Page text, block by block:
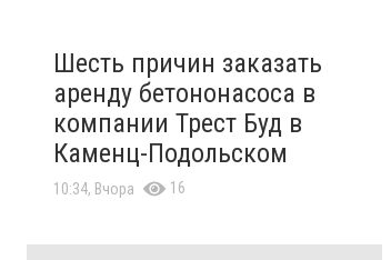
Шесть причин заказать
аренду бетононасоса в
компании Трест Буд в
Каменц-Подольском
10:34, Вчора 16